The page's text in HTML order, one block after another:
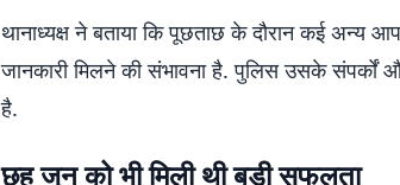
थानाध्यक्ष ने बताया कि पूछताछ के दौरान कई अन्य
जानकारी मिलने की संभावना है. पुलिस उसके संपर्कों
है.
छह जून को भी मिली थी बड़ी सफलता